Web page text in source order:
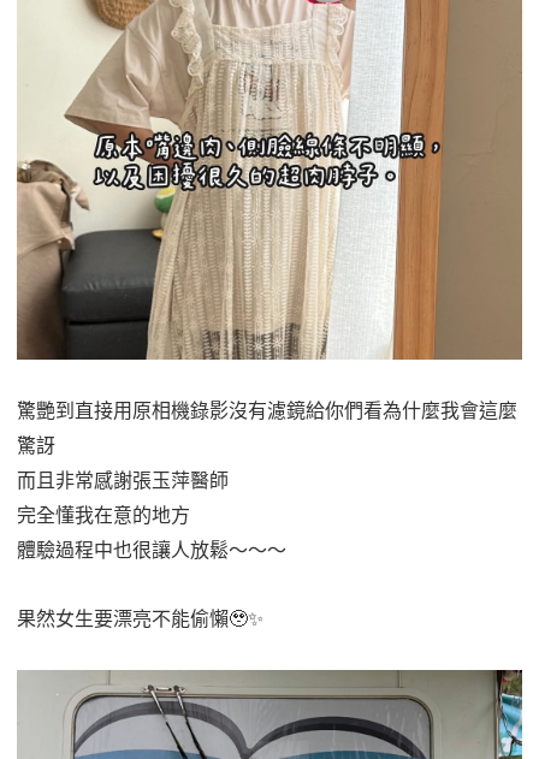
驚艷到直接用原相機錄影沒有濾鏡給你們看為什麼我會這麼
驚訝
而且非常感謝張玉萍醫師
完全懂我在意的地方
體驗過程中也很讓人放鬆～～～
果然女生要漂亮不能偷懶🥹✨